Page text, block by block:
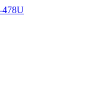
478U